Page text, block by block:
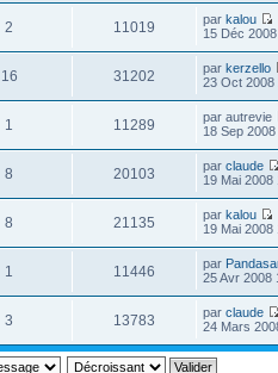
2 11019 parkalou
15 Déc
16 31202 parkerzello
23 Oct 2008
1 11289
par autrevie
18 Sep
8 20103 parclaude
19 Mai 2008
8 21135 parkalou
19 Mai 2008
1 11446 par
25 Avr 2008
3 13783 parclaude
24 Mars